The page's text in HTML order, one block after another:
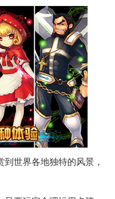
世界各地独特的风景，